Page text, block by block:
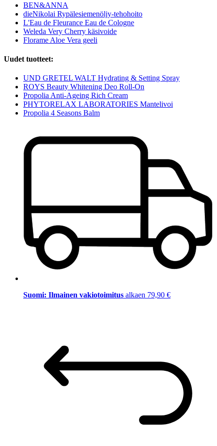
BEN&ANNA
dieNikolai Rypälesiemenöljy-tehohoito
L'Eau de Fleurance Eau de Cologne
Weleda Very Cherry käsivoide
Florame Aloe Vera geeli
Uudet tuotteet:
UND GRETEL WALT Hydrating & Setting Spray
ROYS Beauty Whitening Deo Roll-On
Propolia Anti-Ageing Rich Cream
PHYTORELAX LABORATORIES Mantelivoi
Propolia 4 Seasons Balm
Suomi: Ilmainen vakiotoimitus alkaen 79,90 €